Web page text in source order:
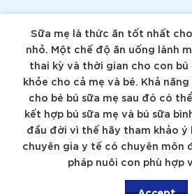
Sữa mẹ là thức ăn tốt nhất
nhỏ. Một chế độ ăn uống lành
thai kỳ và thời gian cho con
khỏe cho cả mẹ và bé. Khả
cho bé bú sữa mẹ sau đó có
kết hợp bú sữa mẹ và bú sữa
đầu đời vì thế hãy tham khảo ý
chuyên gia y tế có chuyên môn
pháp nuôi con phù hợp